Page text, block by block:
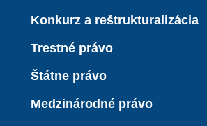
Konkurz a reštrukturalizácia
Trestné právo
Štátne právo
Medzinárodné právo